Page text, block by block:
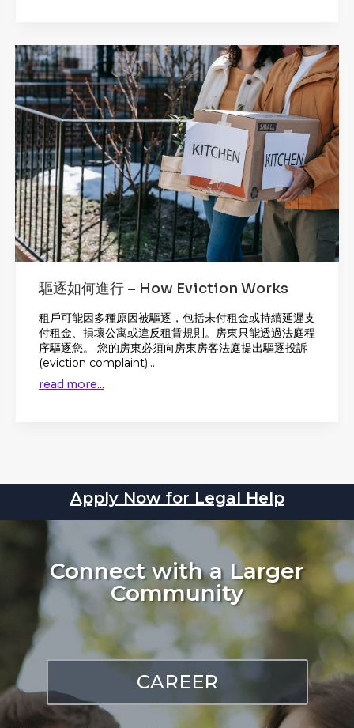
驅逐如何進行 – How Eviction Works
租戶可能因多種原因被驅逐，包括未付租金或持續延遲支
付租金、損壞公寓或違反租賃規則。房東只能透過法庭程
序驅逐您。 您的房東必須向房東房客法庭提出驅逐投訴
(eviction complaint)...
read more...
Apply Now for Legal Help
Connect with a Larger
Community
CAREER